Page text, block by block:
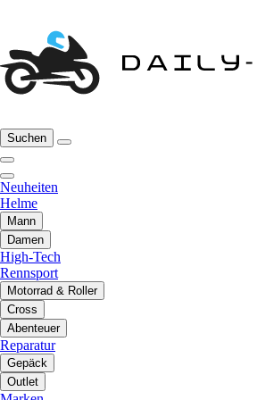
Suchen
Neuheiten
Helme
Mann
Damen
High-Tech
Rennsport
Motorrad & Roller
Cross
Abenteuer
Reparatur
Gepäck
Outlet